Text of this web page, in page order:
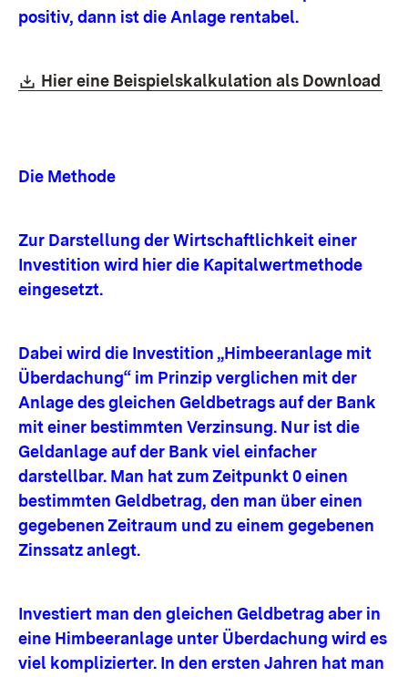
positiv, dann ist die Anlage rentabel.
Download:
Hier eine Beispielskalkulation als Download
Die Methode
Zur Darstellung der Wirtschaftlichkeit einer
Investition wird hier die Kapitalwertmethode
eingesetzt.
Dabei wird die Investition „Himbeeranlage mit
Überdachung“ im Prinzip verglichen mit der
Anlage des gleichen Geldbetrags auf der Bank
mit einer bestimmten Verzinsung. Nur ist die
Geldanlage auf der Bank viel einfacher
darstellbar. Man hat zum Zeitpunkt 0 einen
bestimmten Geldbetrag, den man über einen
gegebenen Zeitraum und zu einem gegebenen
Zinssatz anlegt.
Investiert man den gleichen Geldbetrag aber in
eine Himbeeranlage unter Überdachung wird es
viel komplizierter. In den ersten Jahren hat man